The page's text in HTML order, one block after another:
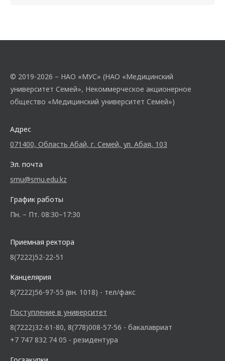
© 2019-2026 – НАО «МУС» (НАО «Медицинский
университет Семей», Некоммерческое акционерное
общество «Медицинский университет Семей»)
Адрес
071400, Область Абай, г. Семей, ул. Абая, 103
Эл. почта
smu@smu.edu.kz
График работы
Пн. – Пт. 08:30–17:30
Приемная ректора
8(7222)52-22-51
Канцелярия
8(7222)56-97-55 (вн. 1018) - тел/факс
Поступление в университет
8(7222)32-61-80, 8(778)008-57-56 - бакалавриат
+7 747 832 74 05 - резидентура